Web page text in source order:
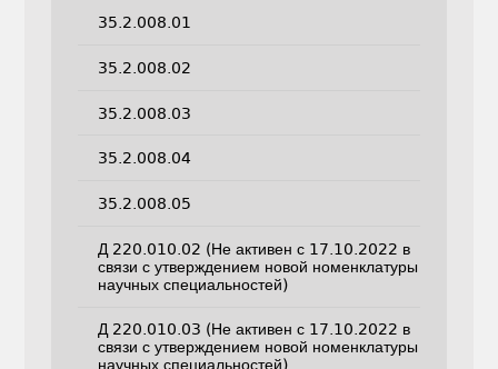
35.2.008.01
35.2.008.02
35.2.008.03
35.2.008.04
35.2.008.05
Д 220.010.02 (Не активен с 17.10.2022 в
связи с утверждением новой номенклатуры
научных специальностей)
Д 220.010.03 (Не активен с 17.10.2022 в
связи с утверждением новой номенклатуры
научных специальностей)